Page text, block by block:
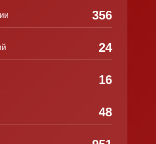
356
24
16
48